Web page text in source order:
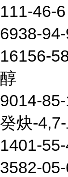
111-46-
6938-
16156-
醇
9014-
癸炔-
1401-
3582-